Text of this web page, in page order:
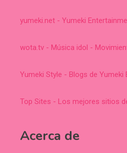
yumeki.net - Yumeki
wota.tv - Música idol -
Yumeki Style - Blogs de
Top Sites - Los mejores sitios
Acerca de